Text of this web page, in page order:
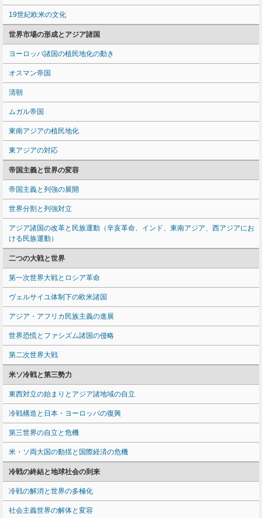
19世紀欧米の文化
世界市場の形成とアジア諸国
ヨーロッパ諸国の植民地化の動き
オスマン帝国
清朝
ムガル帝国
東南アジアの植民地化
東アジアの対応
帝国主義と世界の変容
帝国主義と列強の展開
世界分割と列強対立
アジア諸国の改革と民族運動（辛亥革命、インド、東南アジア、西アジアにお
ける民族運動）
二つの大戦と世界
第一次世界大戦とロシア革命
ヴェルサイユ体制下の欧米諸国
アジア・アフリカ民族主義の進展
世界恐慌とファシズム諸国の侵略
第二次世界大戦
米ソ冷戦と第三勢力
東西対立の始まりとアジア諸地域の自立
冷戦構造と日本・ヨーロッパの復興
第三世界の自立と危機
米・ソ両大国の動揺と国際経済の危機
冷戦の終結と地球社会の到来
冷戦の解消と世界の多極化
社会主義世界の解体と変容